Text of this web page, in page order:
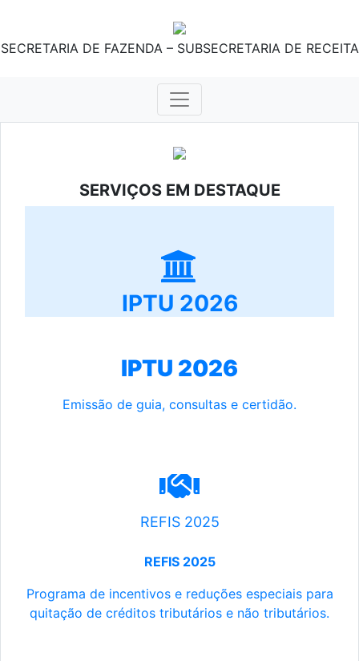
SECRETARIA DE FAZENDA – SUBSECRETARIA DE RECEITA
SERVIÇOS EM DESTAQUE
IPTU 2026
IPTU 2026
Emissão de guia, consultas e certidão.
REFIS 2025
REFIS 2025
Programa de incentivos e reduções especiais para
quitação de créditos tributários e não tributários.